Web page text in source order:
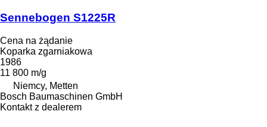
Sennebogen S1225R
Cena na żądanie
Koparka zgarniakowa
1986
11 800 m/g
Niemcy, Metten
Bosch Baumaschinen GmbH
Kontakt z dealerem